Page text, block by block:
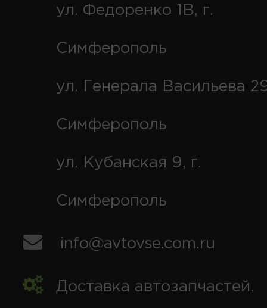
ул. Федоренко 1В, г.
Симферополь
ул. Генерала Васильева
Симферополь
ул. Кубанская 9, г.
Симферополь
info@avtovse.com.ru
Доставка автозапчастей,